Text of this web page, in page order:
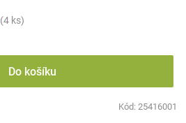
(4 ks)
Do košíku
Kód: 25416001